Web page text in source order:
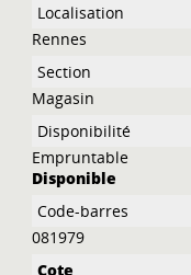
Rennes
Magasin
Empruntable
Disponible
081979